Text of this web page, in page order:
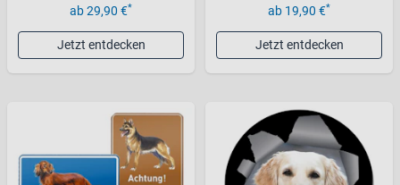
ab 29,90 €*
Jetzt entdecken
ab 19,90 €*
Jetzt entdecken